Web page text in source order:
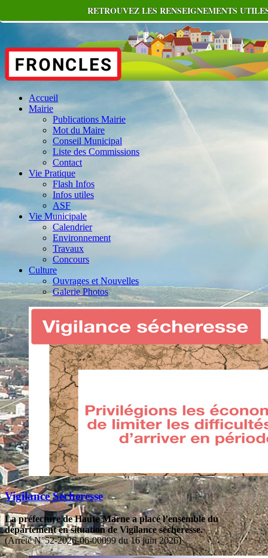
Accueil
Mairie
Publications Mairie
Mot du Maire
Conseil Municipal
Liste des Commissions
Contact
Vie Pratique
Flash Infos
Infos utiles
ASF
Vie Municipale
Calendrier
Environnement
Travaux
Concours
Culture
Ouvrages et Nouvelles
Galerie Photos
Vigilance Sécheresse
La préfecture de Haute-Marne a placé l’ensemble du
département en situation de Vigilance sécheresse.
(Arrêté N°52-2026-06-00099 du 16 juin 2026)
RETROUVEZ LES RENSEIGNEMENTS